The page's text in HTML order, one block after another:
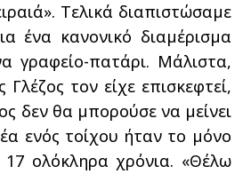
Τελικά διαπιστώσαμε
ένα κανονικό διαμέρισμα
γραφείο-πατάρι. Μάλιστα,
τον είχε επισκεφτεί,
δεν θα μπορούσε να μείνει
ενός τοίχου ήταν το μόνο
ολόκληρα χρόνια. «Θέλω